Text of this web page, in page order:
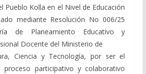
Pueblo Kolla en el Nivel de Educación
mediante Resolución No 006/25
de Planeamiento Educativo y
Docente del Ministerio de
Ciencia y Tecnología, por ser el
participativo y colaborativo